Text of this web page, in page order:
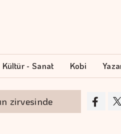
Kültür - Sanat Kobi
Borsa